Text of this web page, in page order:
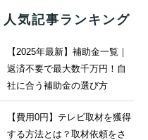
人気記事ランキング
【2025年最新】補助金一覧｜
返済不要で最大数千万円！自
社に合う補助金の選び方
【費用0円】テレビ取材を獲得
する方法とは？取材依頼をさ